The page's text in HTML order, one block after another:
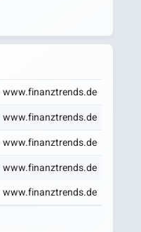
www.finanztrends.de
www.finanztrends.de
www.finanztrends.de
www.finanztrends.de
www.finanztrends.de